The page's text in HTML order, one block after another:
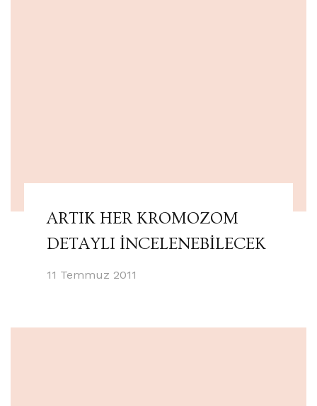
ARTIK HER KROMOZOM
DETAYLI İNCELENEBİLECEK
11 Temmuz 2011